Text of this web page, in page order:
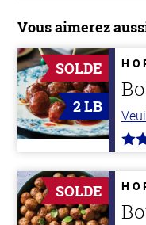
Vous aimerez
SOLDE
2 LB
4.5
5
SOLDE